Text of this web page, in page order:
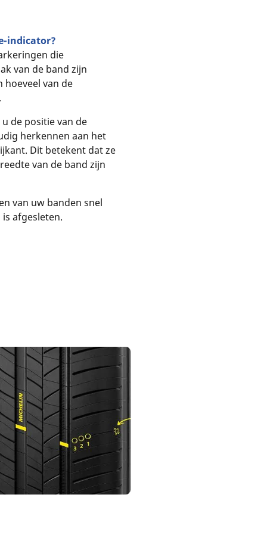
indicator?
die
van de band zijn
hoeveel van de
de positie van de
herkennen aan het
Dit betekent dat ze
van de band zijn
van uw banden snel
afgesleten.